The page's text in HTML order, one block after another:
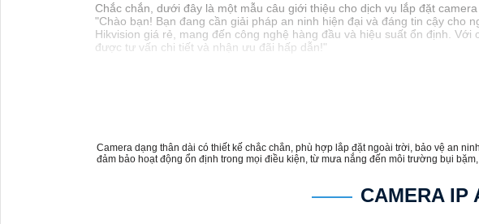
Chắc chắn, dưới đây là một mẫu câu giới thiệu cho dịch vụ lắp đặt
"Chào bạn! Bạn đang cần giải pháp an ninh hiện đại và đáng tin cậy cho
Hikvision giá rẻ, mang đến công nghệ hàng đầu và hiệu suất ổn định.
được tư vấn chi tiết và nhận ưu đãi hấp dẫn!"
Camera dạng thân dài có thiết kế chắc chắn, phù hợp lắp đặt ngoài trời, bảo vệ an
CAMERA IP